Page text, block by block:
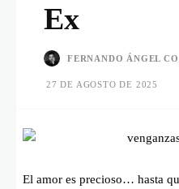
Ex
FERNANDO ÁNGEL
27 DE AGOSTO DE 2025
El amor es precioso… hasta